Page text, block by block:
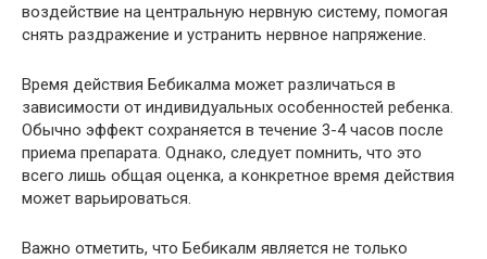
воздействие на центральную нервную систему, помогая
снять раздражение и устранить нервное напряжение.
Время действия Бебикалма может различаться в
зависимости от индивидуальных особенностей ребенка.
Обычно эффект сохраняется в течение 3-4 часов после
приема препарата. Однако, следует помнить, что это
всего лишь общая оценка, а конкретное время действия
может варьироваться.
Важно отметить, что Бебикалм является не только